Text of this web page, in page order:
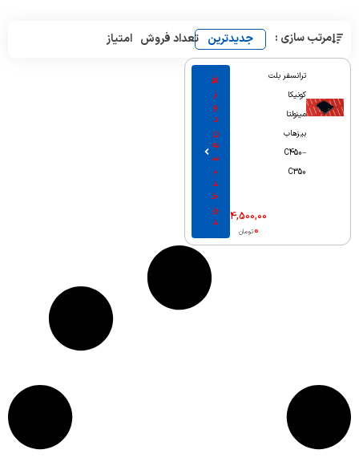
مرتب سازی : جدیدترین تعداد فروش امتیاز
ترانسفر بلت
کونیکا
مینولتا
بیزهاب
C450–
C350
4,500,00
0تومان
اف
ز
و
د
ن
به
س
ب
د
خ
ری
د